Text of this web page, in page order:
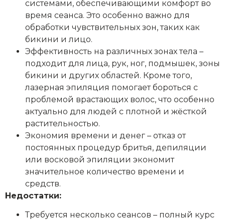
системами, обеспечивающими комфорт во
время сеанса. Это особенно важно для
обработки чувствительных зон, таких как
бикини и лицо.
Эффективность на различных зонах тела –
подходит для лица, рук, ног, подмышек, зоны
бикини и других областей. Кроме того,
лазерная эпиляция помогает бороться с
проблемой врастающих волос, что особенно
актуально для людей с плотной и жёсткой
растительностью.
Экономия времени и денег – отказ от
постоянных процедур бритья, депиляции
или восковой эпиляции экономит
значительное количество времени и
средств.
Недостатки:
Требуется несколько сеансов – полный курс